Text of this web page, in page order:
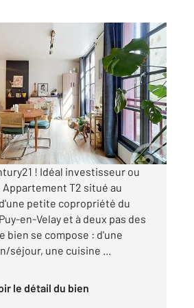
43
F2 à vendre
€
! Idéal investisseur ou
T2 situé au
petite copropriété du
en-Velay et à deux pas des
bien se compose : d'une
séjour, une cuisine ...
le détail du bien